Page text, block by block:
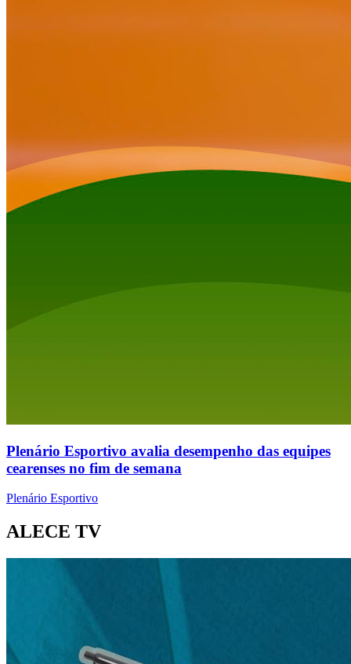
Plenário Esportivo avalia desempenho das equipes
cearenses no fim de semana
Plenário Esportivo
ALECE TV